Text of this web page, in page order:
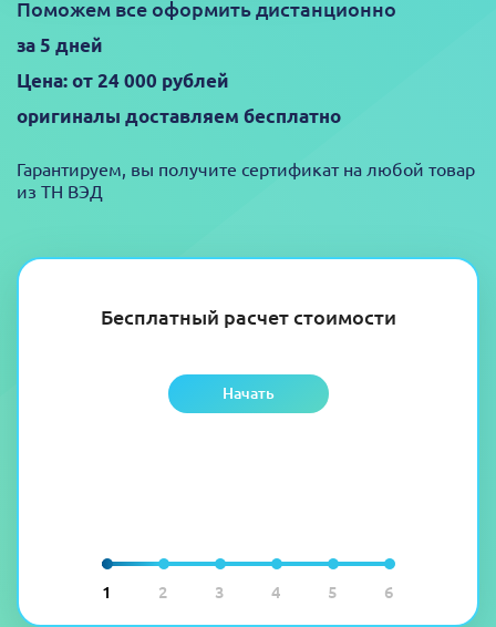
1 2 3 4 5 6
Бесплатный расчет стоимости
Начать
Поможем все оформить дистанционно
за 5 дней
Цена: от 24 000 рублей
оригиналы доставляем бесплатно
Гарантируем, вы получите сертификат на любой товар
из ТН ВЭД